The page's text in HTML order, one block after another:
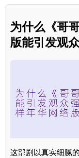
为什么《哥
版能引发观
这部剧以真实细腻